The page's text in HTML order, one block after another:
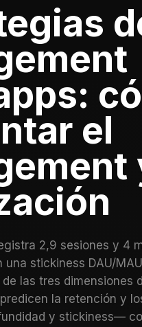
el
2,9 sesiones y 4
una stickiness DAU/
las tres dimensiones
la retención y
y stickiness—